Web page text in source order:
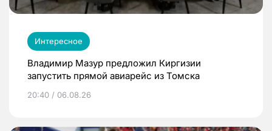
Интересное
Владимир Мазур предложил Киргизии
запустить прямой авиарейс из Томска
20:40 / 06.08.26